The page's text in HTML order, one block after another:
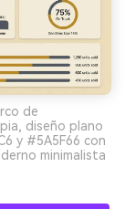
de
diseño plano
y #5A5F66 con
minimalista